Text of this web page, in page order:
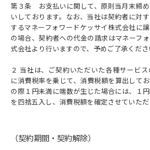
第３条 お支払いに関して、原則当月末締
いしております。なお、当社は契約者に対
するマネーフォワードケッサイ株式会社に
の場合、契約者への代金の請求はマネーフ
式会社より行いますので、予めご了承くださ
２ 当社は、ご契約いただいた各種サービ
に消費税率を乗じて、消費税額を算出して
の際１円未満に端数が生じた場合には、１
を四捨五入し、消費税額を確定させていただ
（契約期間・契約解除）